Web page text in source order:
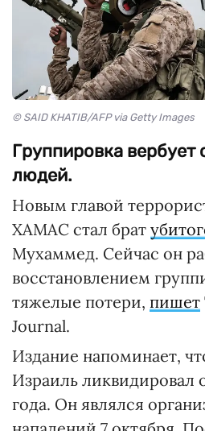
© SAID KHATIB/AFP via Getty Images
Группировка вербует
людей.
Новым главой
ХАМАС стал брат
Мухаммед. Сейчас он
восстановлением
тяжелые потери, пишет
Journal.
Издание напоминает,
Израиль ликвидировал
года. Он являлся